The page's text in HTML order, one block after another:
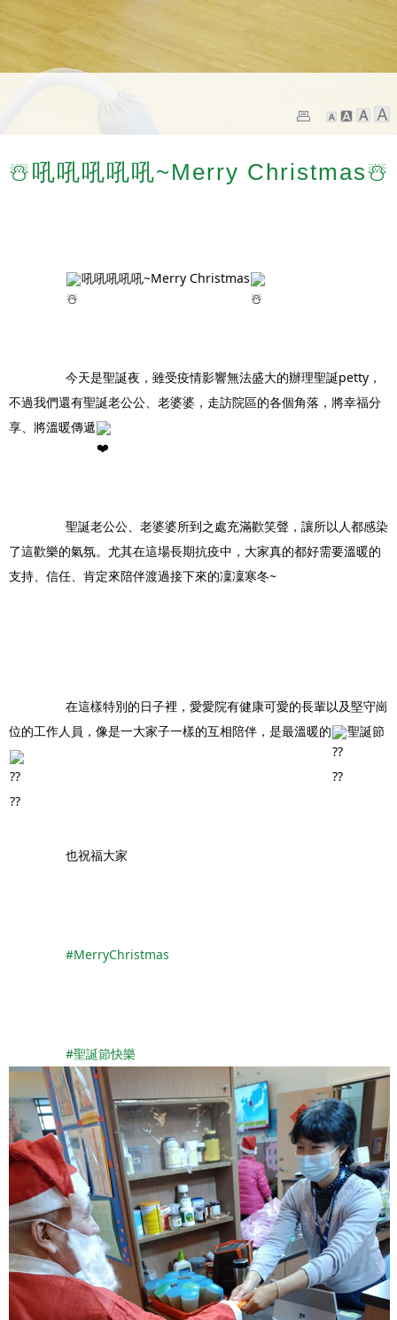
☃️吼吼吼吼吼~Merry Christmas☃️
吼吼吼吼吼~Merry Christmas
不過我們還有聖誕老公公、老婆婆，走訪院區的各個角落，將幸福分
享、將溫暖傳遞
了這歡樂的氣氛。尤其在這場長期抗疫中，大家真的都好需要溫暖的
支持、信任、肯定來陪伴渡過接下來的凜凜寒冬~
位的工作人員，像是一大家子一樣的互相陪伴，是最溫暖的
聖誕節
		也祝福大家
#MerryChristmas
#聖誕節快樂